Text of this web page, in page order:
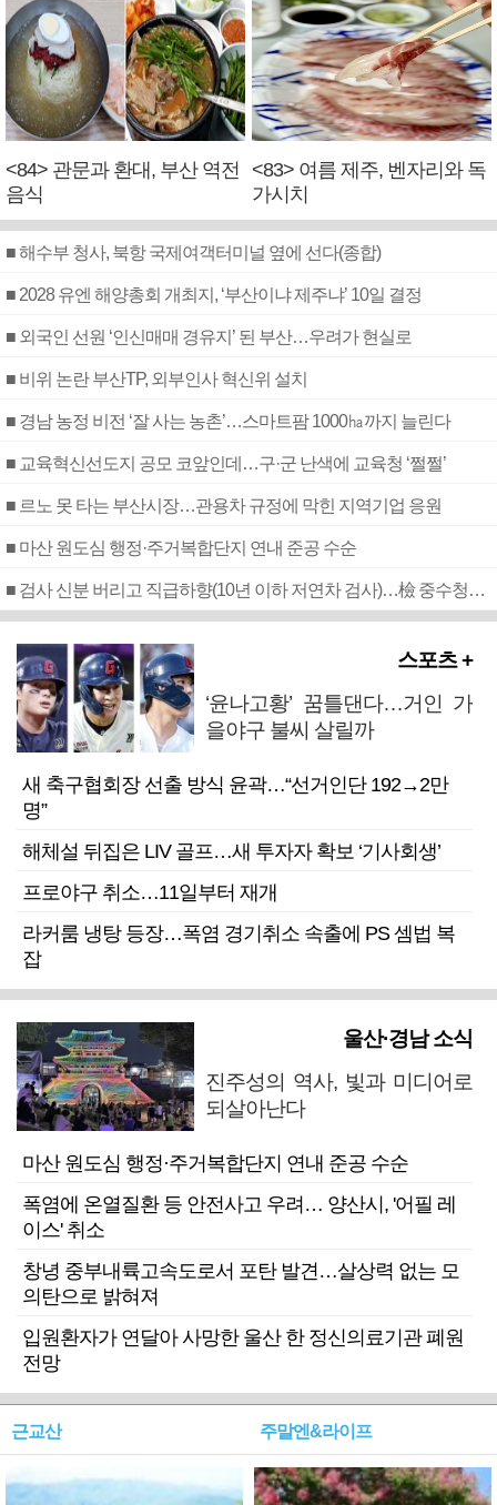
<84> 관문과 환대, 부산 역전
음식
<83> 여름 제주, 벤자리와 독
가시치
■ 해수부 청사, 북항 국제여객터미널 옆에 선다(종합)
■ 2028 유엔 해양총회 개최지, ‘부산이냐 제주냐’ 10일 결정
■ 외국인 선원 ‘인신매매 경유지’ 된 부산…우려가 현실로
■ 비위 논란 부산TP, 외부인사 혁신위 설치
■ 경남 농정 비전 ‘잘 사는 농촌’…스마트팜 1000㏊까지 늘린다
■ 교육혁신선도지 공모 코앞인데…구·군 난색에 교육청 ‘쩔쩔’
■ 르노 못 타는 부산시장…관용차 규정에 막힌 지역기업 응원
■ 마산 원도심 행정·주거복합단지 연내 준공 수순
■ 검사 신분 버리고 직급하향(10년 이하 저연차 검사)…檢 중수청행 기피
스포츠 +
‘윤나고황’ 꿈틀댄다…거인 가
을야구 불씨 살릴까
새 축구협회장 선출 방식 윤곽…“선거인단 192→2만
명”
해체설 뒤집은 LIV 골프…새 투자자 확보 ‘기사회생’
프로야구 취소…11일부터 재개
라커룸 냉탕 등장…폭염 경기취소 속출에 PS 셈법 복
잡
울산·경남 소식
진주성의 역사, 빛과 미디어로
되살아난다
마산 원도심 행정·주거복합단지 연내 준공 수순
폭염에 온열질환 등 안전사고 우려… 양산시, '어필 레
이스' 취소
창녕 중부내륙고속도로서 포탄 발견…살상력 없는 모
의탄으로 밝혀져
입원환자가 연달아 사망한 울산 한 정신의료기관 폐원
전망
근교산 주말엔&라이프